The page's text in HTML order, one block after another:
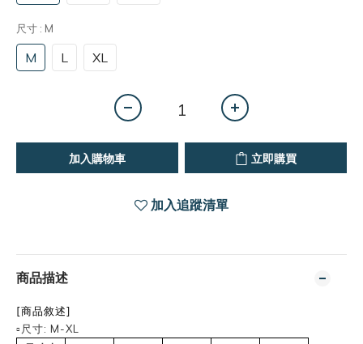
尺寸 : M
M L XL
加入購物車 立即購買
加入追蹤清單
商品描述
[商品敘述]
▫️尺寸: M-XL